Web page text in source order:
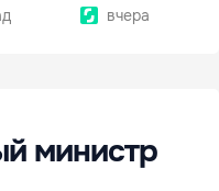
вчера
министр